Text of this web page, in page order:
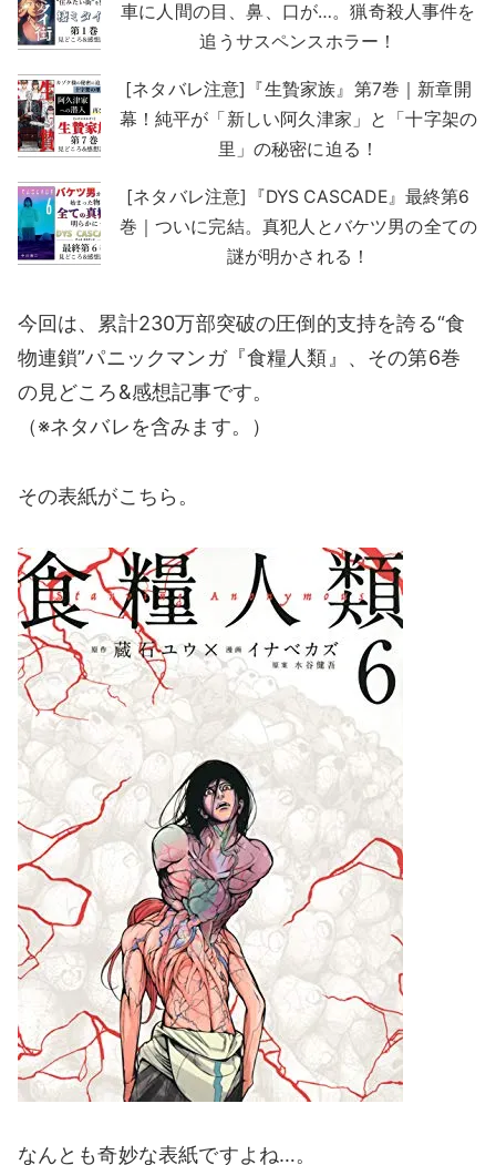
車に人間の目、鼻、口が…。猟奇殺人事件を
追うサスペンスホラー！
[ネタバレ注意]『生贄家族』第7巻｜新章開
幕！純平が「新しい阿久津家」と「十字架の
里」の秘密に迫る！
[ネタバレ注意]『DYS CASCADE』最終第6
巻｜ついに完結。真犯人とバケツ男の全ての
謎が明かされる！
今回は、累計230万部突破の圧倒的支持を誇る“食
物連鎖”パニックマンガ『食糧人類』、その第6巻
の見どころ&感想記事です。
（※ネタバレを含みます。）
その表紙がこちら。
なんとも奇妙な表紙ですよね…。